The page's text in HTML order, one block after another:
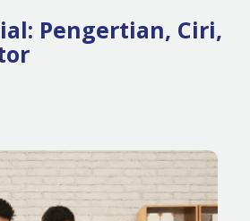
Pengertian, Ciri,